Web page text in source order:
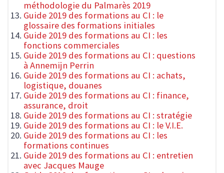
méthodologie du Palmarès 2019
Guide 2019 des formations au CI : le
glossaire des formations initiales
Guide 2019 des formations au CI : les
fonctions commerciales
Guide 2019 des formations au CI : questions
à Annemijn Perrin
Guide 2019 des formations au CI : achats,
logistique, douanes
Guide 2019 des formations au CI : finance,
assurance, droit
Guide 2019 des formations au CI : stratégie
Guide 2019 des formations au CI : le V.I.E.
Guide 2019 des formations au CI : les
formations continues
Guide 2019 des formations au CI : entretien
avec Jacques Mauge